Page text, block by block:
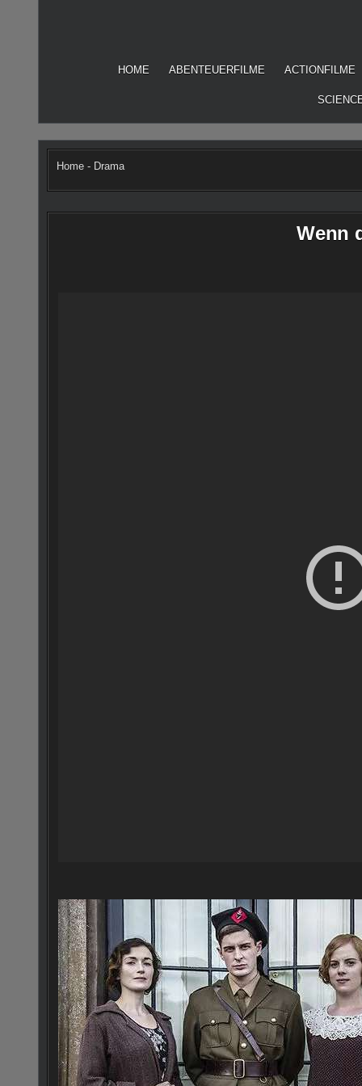
HOME ABENTEUERFILME ACTIONFILME
Home - Drama
Wenn